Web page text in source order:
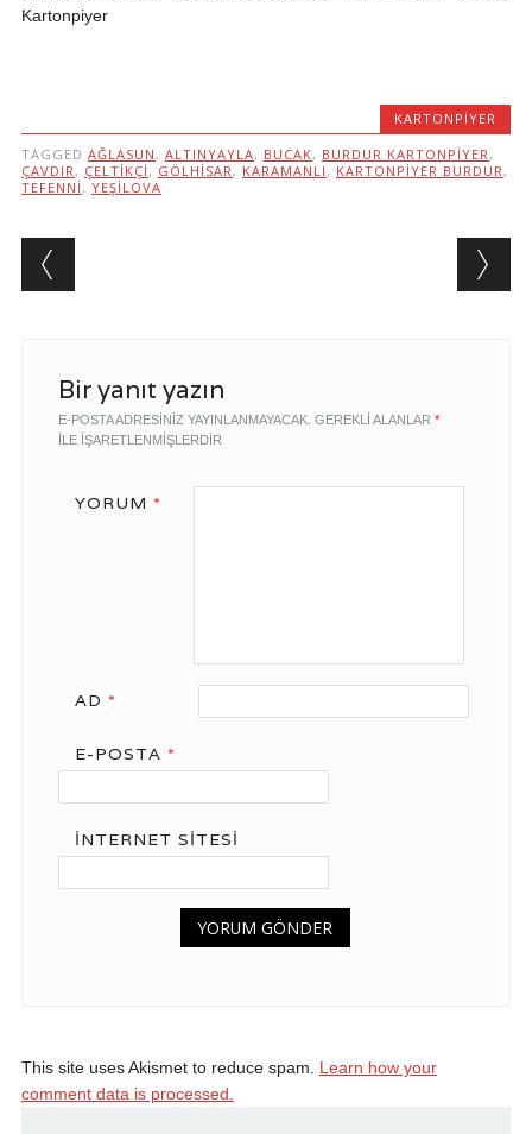
Kartonpiyer
KARTONPIYER
TAGGED AĞLASUN , ALTINYAYLA, BUCAK, BURDUR KARTONPIYER ,
ÇAVDIR , ÇELTIKÇI , GÖLHISAR , KARAMANLI , KARTONPIYER BURDUR ,
TEFENNI , YEŞILOVA
Post navigation
Bir yanıt yazın
E-POSTA ADRESINIZ YAYINLANMAYACAK. GEREKLI ALANLAR *
ILE IŞARETLENMIŞLERDIR
YORUM *
AD *
E-POSTA *
İNTERNET SITESI
This site uses Akismet to reduce spam. Learn how your
comment data is processed.